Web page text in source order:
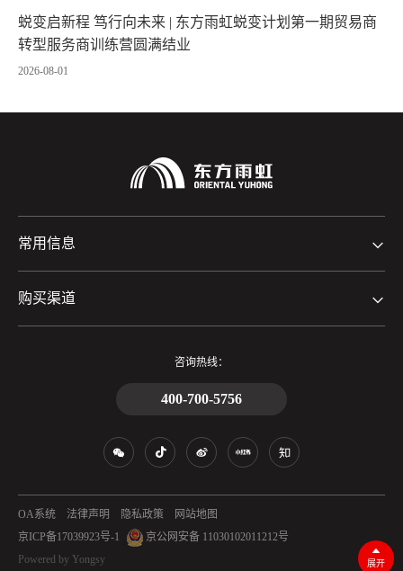
蜕变启新程 笃行向未来 | 东方雨虹蜕变计划第一期贸易商
转型服务商训练营圆满结业
2026-08-01
常用信息
购买渠道
咨询热线：
400-700-5756
京ICP备17039923号-1
京公网安备 11030102011212号
Powered by Yongsy
OA系统 法律声明 隐私政策 网站地图
展开